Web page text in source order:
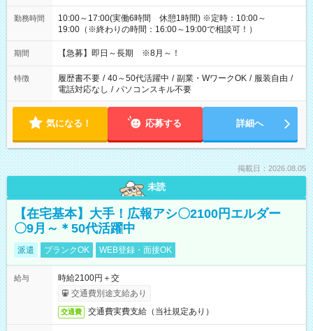
勤務時間
10:00～17:00(実働6時間 休憩1時間) ※定時：10:00～
19:00（※終わりの時間：16:00～19:00で相談可！）
期間 【急募】即日～長期 ※8月～！
特徴 履歴書不要 / 40～50代活躍中 / 副業・WワークOK / 服装自由 /
電話対応なし / パソコンスキル不要
気になる！ 応募する 詳細へ
掲載日：2026.08.05
未読
【在宅基本】大手！広報アシ〇2100円エルダー
〇9月～＊50代活躍中
派遣 ブランクOK WEB登録・面接OK
給与
時給2100円＋交
交通費別途支給あり
交通費 交通費実費支給（当社規定あり）